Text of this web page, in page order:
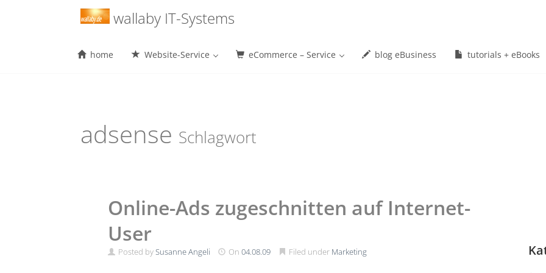
wallaby IT-Systems
Menu
home Website-Service eCommerce – Service blog eBusiness tutorials + eBooks
adsense Schlagwort
Online-Ads zugeschnitten auf Internet-
User
Posted bySusanne Angeli On 04.08.09 Filed under Marketing